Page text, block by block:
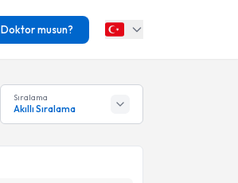
Doktor musun?
Sıralama
Akıllı Sıralama